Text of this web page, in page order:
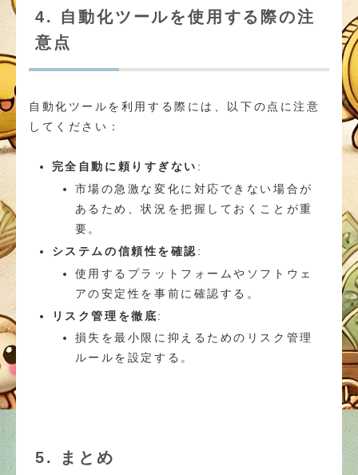
4. 自動化ツールを使用する際の注
意点
自動化ツールを利用する際には、以下の点に注意
してください：
完全自動に頼りすぎない :
市場の急激な変化に対応できない場合が
あるため、状況を把握しておくことが重
要。
システムの信頼性を確認 :
使用するプラットフォームやソフトウェ
アの安定性を事前に確認する。
リスク管理を徹底:
損失を最小限に抑えるためのリスク管理
ルールを設定する。
5. まとめ